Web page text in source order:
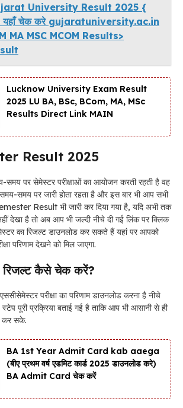
University Result 2025 {
चेक करे gujaratuniversity.ac.in
MA MSC MCOM Results>
Lucknow University Exam Result
2025 LU BA, BSc, BCom, MA, MSc
Results Direct Link MAIN
Result 2025
समय पर सेमेस्टर परीक्षाओं का आयोजन करती रहती है वह
समय पर जारी होता रहता है और इस बार भी आप सभी
Result भी जारी कर दिया गया है, यदि अभी तक
देखा है तो अब आप भी जल्दी नीचे दी गई लिंक पर क्लिक
का रिजल्ट डाउनलोड कर सकते हैं यहां पर आपको
परिणाम देखने को मिल जाएगा.
रिजल्ट कैसे चेक करें?
परीक्षा का परिणाम डाउनलोड करना है नीचे
पूरी प्रक्रिया बताई गई है ताकि आप भी आसानी से ही
कर सके.
BA 1st Year Admit Card kab aaega
(बीए प्रथम वर्ष एडमिट कार्ड 2025 डाउनलोड करे)
BA Admit Card चेक करें